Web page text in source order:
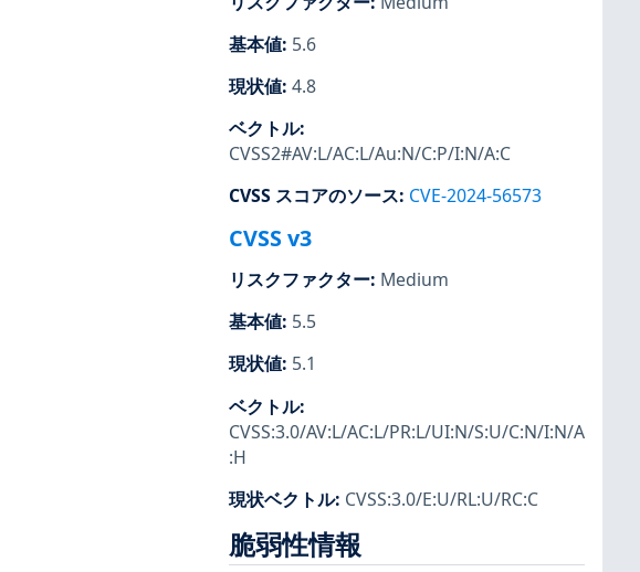
基本値: 5.6
現状値: 4.8
ベクトル:
CVSS2#AV:L/AC:L/Au:N/C:P/I:N/A:C
CVSS スコアのソース: CVE-2024-56573
CVSS v3
リスクファクター: Medium
基本値: 5.5
現状値: 5.1
ベクトル:
CVSS:3.0/AV:L/AC:L/PR:L/UI:N/S:U/C:N/I:N/A
:H
現状ベクトル: CVSS:3.0/E:U/RL:U/RC:C
脆弱性情報